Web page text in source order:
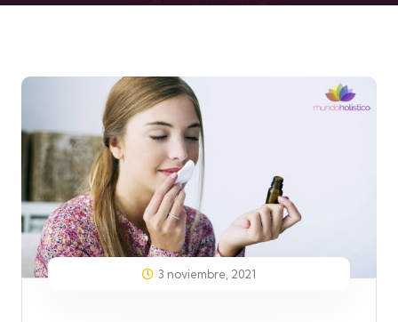
3 noviembre, 2021